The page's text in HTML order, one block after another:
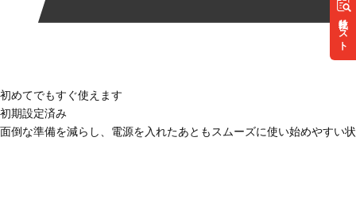
リスト
初めてでもすぐ使えます
初期設定済み
面倒な準備を減らし、電源を入れたあともスムーズに使い始めやすい